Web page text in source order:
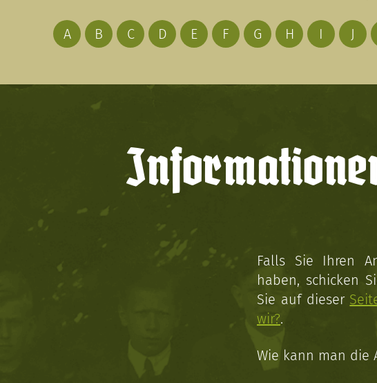
A B C D E F G H I J
Falls Sie Ihren
haben, schicken
Sie auf dieser
wir?.
Wie kann man die